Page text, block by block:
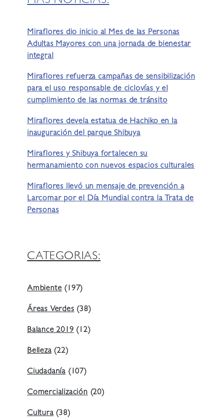
Miraflores dio inicio al Mes de las Personas
Adultas Mayores con una jornada de bienestar
integral
Miraflores refuerza campañas de sensibilización
para el uso responsable de ciclovías y el
cumplimiento de las normas de tránsito
Miraflores devela estatua de Hachiko en la
inauguración del parque Shibuya
Miraflores y Shibuya fortalecen su
hermanamiento con nuevos espacios culturales
Miraflores llevó un mensaje de prevención a
Larcomar por el Día Mundial contra la Trata de
Personas
CATEGORIAS:
Ambiente (197)
Áreas Verdes (38)
Balance 2019 (12)
Belleza(22)
Ciudadanía (107)
Comercialización (20)
Cultura(38)